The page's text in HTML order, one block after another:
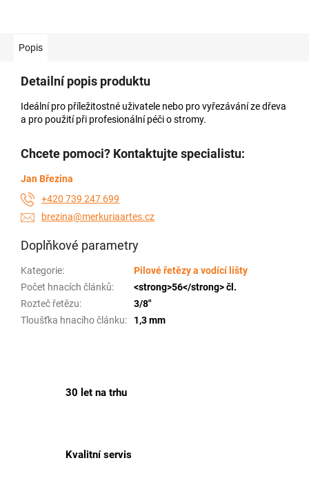
30 let na trhu
Kvalitní servis
Popis
Detailní popis produktu
Ideální pro příležitostné uživatele nebo pro vyřezávání ze dřeva
a pro použití při profesionální péči o stromy.
Chcete pomoci? Kontaktujte specialistu:
Jan Březina
+420 739 247 699
brezina@merkuriaartes.cz
Doplňkové parametry
Kategorie:
Pilové řetězy a vodící lišty
Počet hnacích článků:
<strong>56</strong> čl.
Rozteč řetězu:
3/8"
Tloušťka hnacího článku: 1,3 mm